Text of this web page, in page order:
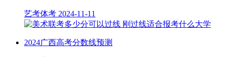
艺考体考 2024-11-11
2024广西高考分数线预测